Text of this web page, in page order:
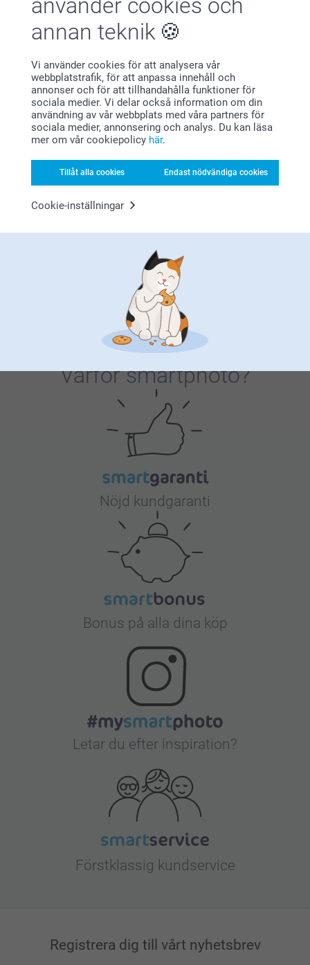
annan teknik
Vi använder cookies för att analysera vår
webbplatstrafik, för att anpassa innehåll och
annonser och för att tillhandahålla funktioner för
sociala medier. Vi delar också information om din
användning av vår webbplats med våra partners för
sociala medier, annonsering och analys. Du kan läsa
mer om vår cookiepolicy här.
Tillåt alla cookies Endast nödvändiga cookies
Cookie-inställningar
Ann-Kristin Karlsson,
Produkterna var som jag förväntade mig👍
Relaterade produkter
Badcape baby
289,00
(7 omdömen)
Personlig badponcho till
barn
419,00
(1 omdömen)
Varförsmartphoto?
Nöjd kundgaranti
Bonus på alla dina köp
Letar du efter inspiration?
Förstklassig kundservice
Registrera dig till vårt nyhetsbrev